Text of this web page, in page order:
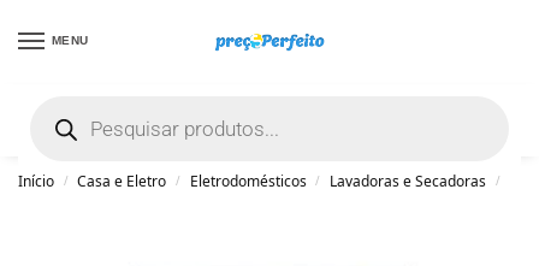
MENU
Início / Casa e Eletro / Eletrodomésticos / Lavadoras e Secadoras /